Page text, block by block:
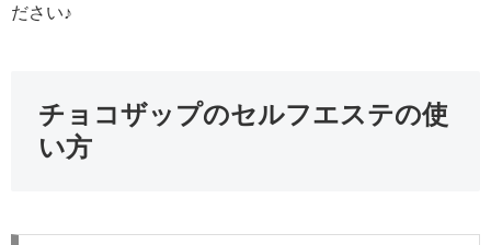
ださい♪
チョコザップのセルフエステの使
い方